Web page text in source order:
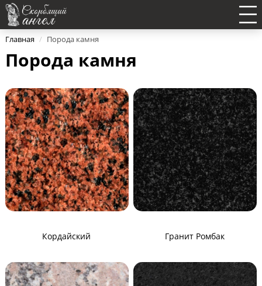
Главная / Порода камня
Порода камня
Кордайский Гранит Ромбак